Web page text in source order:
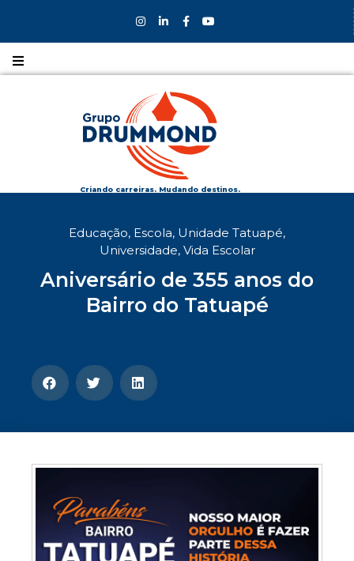
Bolsas e
CONOSCO
Seja um
Criando carreiras. Mudando destinos.
Educação, Escola, Unidade Tatuapé,
Universidade, Vida Escolar
Aniversário de 355 anos do
Bairro do Tatuapé